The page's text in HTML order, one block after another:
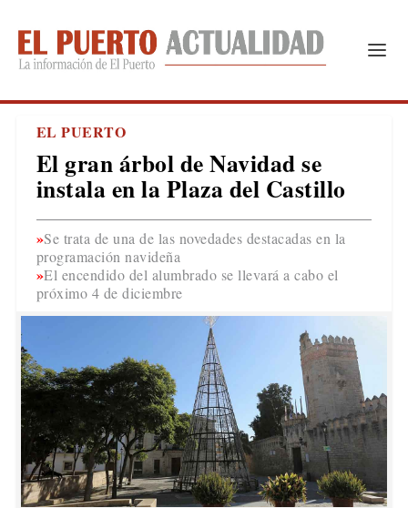
EL PUERTO
El gran árbol de Navidad se
instala en la Plaza del Castillo
Se trata de una de las novedades destacadas en la
programación navideña
El encendido del alumbrado se llevará a cabo el
próximo 4 de diciembre